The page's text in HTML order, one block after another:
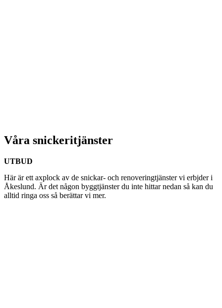
Våra snickeritjänster
UTBUD
Här är ett axplock av de snickar- och renoveringtjänster vi erbjder i
Åkeslund. Är det någon byggtjänster du inte hittar nedan så kan du
alltid ringa oss så berättar vi mer.